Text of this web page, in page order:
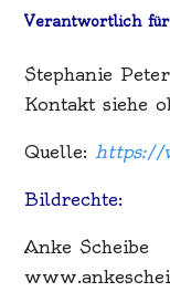
Verantwortlich
Stephanie Peter
Kontakt siehe
Quelle: https://
Bildrechte:
Anke Scheibe